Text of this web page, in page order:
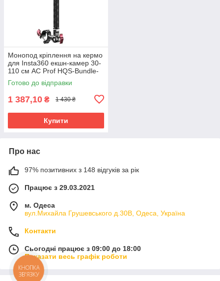
Монопод кріплення на кермо
для Insta360 екшн-камер 30-
110 см AC Prof HQS-Bundle-
N05
Готово до відправки
1 387,10 ₴ 1 430 ₴
Купити
Про нас
97% позитивних з 148 відгуків за рік
Працює з 29.03.2021
м. Одеса
вул.Михайла Грушевського д.30В, Одеса, Україна
Контакти
Сьогодні працює з 09:00 до 18:00
Показати весь графік роботи
КНОПКА
ЗВ'ЯЗКУ